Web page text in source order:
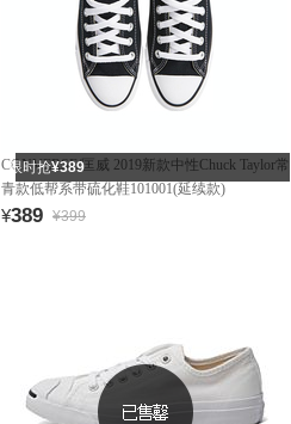
限时抢¥389
CONVERSE/匡威 2019新款中性Chuck Taylor常
青款低帮系带硫化鞋101001(延续款)
¥389 ¥399